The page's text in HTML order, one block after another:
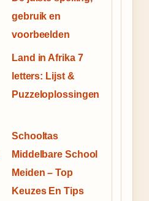
gebruik en
voorbeelden
Land in Afrika 7
letters: Lijst &
Puzzeloplossingen
Schooltas
Middelbare School
Meiden – Top
Keuzes En Tips